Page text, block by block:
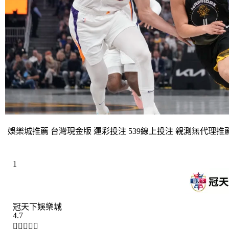
娛樂城推薦 台灣現金版 運彩投注 539線上投注 親測無代理推
1
冠天下娛樂城
4.7
    